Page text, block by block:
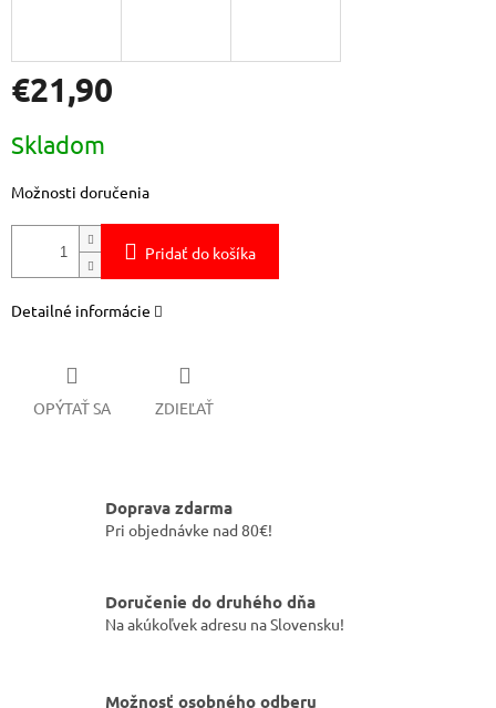
€21,90
cena:
Skladom
Možnosti doručenia
Pridať do košíka
Detailné informácie
OPÝTAŤ SA ZDIEĽAŤ
Doprava zdarma
Pri objednávke nad 80€!
Doručenie do druhého dňa
Na akúkoľvek adresu na Slovensku!
Možnosť osobného odberu